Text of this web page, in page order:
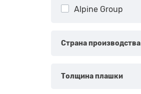
Alpine Group
Страна производства
Толщина плашки